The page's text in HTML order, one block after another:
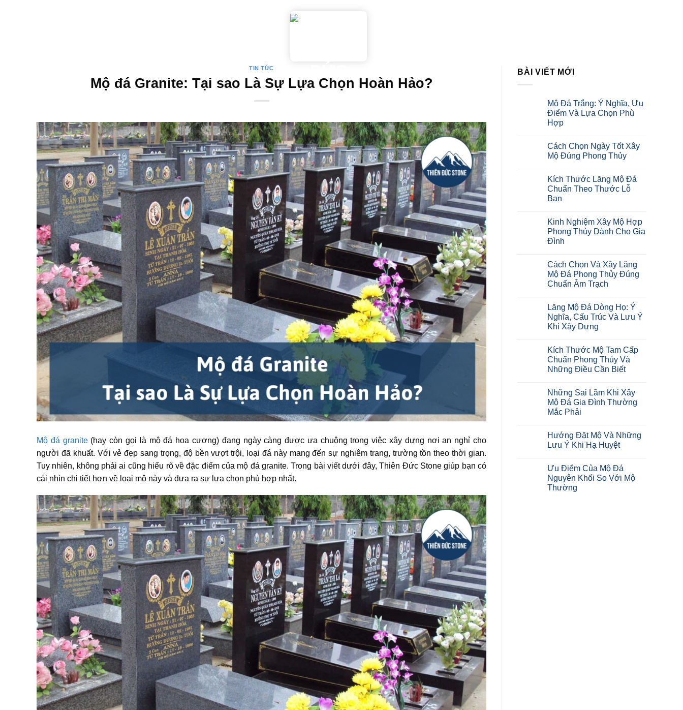
TIN TỨC
Mộ đá Granite: Tại sao Là Sự Lựa Chọn Hoàn Hảo?
Mộ đá granite(hay còn gọi là mộ đá hoa cương) đang ngày càng được ưa chuộng trong việc xây dựng nơi an nghỉ cho
người đã khuất. Với vẻ đẹp sang trọng, độ bền vượt trội, loại đá này mang đến sự nghiêm trang, trường tồn theo thời gian.
Tuy nhiên, không phải ai cũng hiểu rõ về đặc điểm của mộ đá granite. Trong bài viết dưới đây, Thiên Đức Stone giúp bạn có
cái nhìn chi tiết hơn về loại mộ này và đưa ra sự lựa chọn phù hợp nhất.
BÀI VIẾT MỚI
Mộ Đá Trắng: Ý Nghĩa, Ưu
Điểm Và Lựa Chọn Phù
Hợp
Cách Chọn Ngày Tốt Xây
Mộ Đúng Phong Thủy
Kích Thước Lăng Mộ Đá
Chuẩn Theo Thước Lỗ
Ban
Kinh Nghiệm Xây Mộ Hợp
Phong Thủy Dành Cho Gia
Đình
Cách Chọn Và Xây Lăng
Mộ Đá Phong Thủy Đúng
Chuẩn Âm Trạch
Lăng Mộ Đá Dòng Họ: Ý
Nghĩa, Cấu Trúc Và Lưu Ý
Khi Xây Dựng
Kích Thước Mộ Tam Cấp
Chuẩn Phong Thủy Và
Những Điều Cần Biết
Những Sai Lầm Khi Xây
Mộ Đá Gia Đình Thường
Mắc Phải
Hướng Đặt Mộ Và Những
Lưu Ý Khi Hạ Huyệt
Ưu Điểm Của Mộ Đá
Nguyên Khối So Với Mộ
Thường